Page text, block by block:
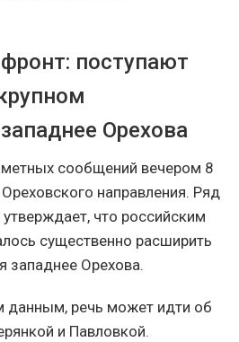
поступают
Орехова
сообщений вечером 8
направления. Ряд
что российским
существенно расширить
западнее Орехова.
данным, речь может идти об
и Павловкой.